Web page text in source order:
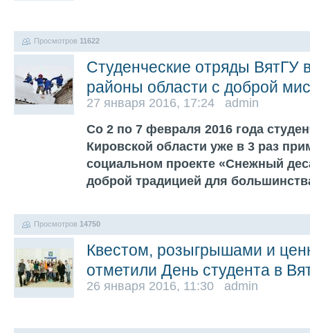
Просмотров 11622
Студенческие отряды ВятГУ
районы области с доброй
27 января 2016, 17:24 admin
Со 2 по 7 февраля 2016 года
Кировской области уже в 3 раз
социальном проекте «Снежный
доброй традицией для
Просмотров 14750
Квестом, розыгрышами и
отметили День студента в
26 января 2016, 11:30 admin